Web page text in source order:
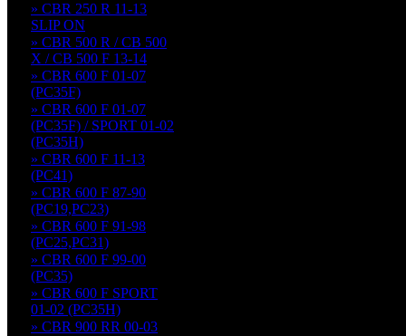
» CBR 250 R 11-13
SLIP ON
» CBR 500 R / CB 500
X / CB 500 F 13-14
» CBR 600 F 01-07
(PC35F)
» CBR 600 F 01-07
(PC35F) / SPORT 01-02
(PC35H)
» CBR 600 F 11-13
(PC41)
» CBR 600 F 87-90
(PC19,PC23)
» CBR 600 F 91-98
(PC25,PC31)
» CBR 600 F 99-00
(PC35)
» CBR 600 F SPORT
01-02 (PC35H)
» CBR 900 RR 00-03